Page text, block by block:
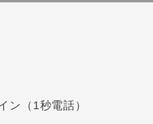
ン（1秒電話）